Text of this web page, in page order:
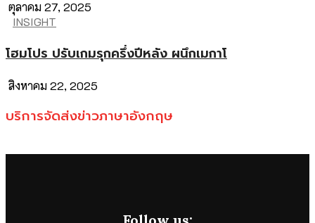
ตุลาคม 27, 2025
INSIGHT
โฮมโปร ปรับเกมรุกครึ่งปีหลัง ผนึกเมกาโ
สิงหาคม 22, 2025
บริการจัดส่งข่าวภาษาอังกฤษ